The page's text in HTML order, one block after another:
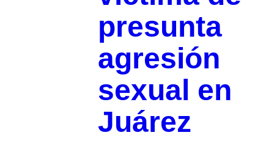
presunta
agresión
sexual en
Juárez